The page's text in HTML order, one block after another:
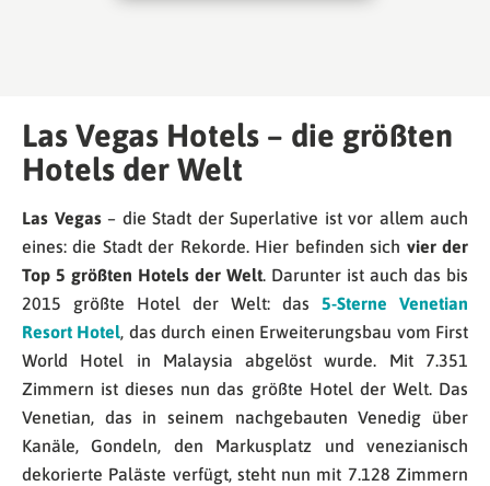
Las Vegas Hotels – die größten
Hotels der Welt
Las Vegas– die Stadt der Superlative ist vor allem auch
eines: die Stadt der Rekorde. Hier befinden sich vier der
Top 5 größten Hotels der Welt. Darunter ist auch das bis
2015 größte Hotel der Welt: das 5-Sterne Venetian
Resort Hotel, das durch einen Erweiterungsbau vom First
World Hotel in Malaysia abgelöst wurde. Mit 7.351
Zimmern ist dieses nun das größte Hotel der Welt. Das
Venetian, das in seinem nachgebauten Venedig über
Kanäle, Gondeln, den Markusplatz und venezianisch
dekorierte Paläste verfügt, steht nun mit 7.128 Zimmern